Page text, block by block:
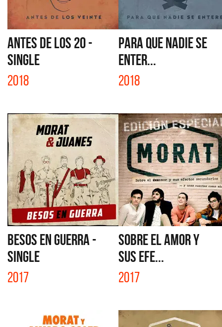
ANTES DE LOS 20 -
SINGLE
2018
PARA QUE NADIE SE
ENTER...
2018
BESOS EN GUERRA -
SINGLE
2017
SOBRE EL AMOR Y
SUS EFE...
2017